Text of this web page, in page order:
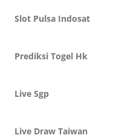
Slot Pulsa Indosat
Prediksi Togel Hk
Live Sgp
Live Draw Taiwan